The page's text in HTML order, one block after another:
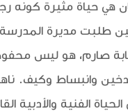
حياة مثيرة كونه
طلبت مديرة
صارم، هو ليس
وانبساط وكيف.
الفنية والأدبية